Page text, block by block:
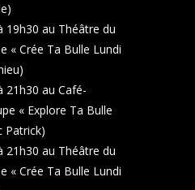
19h30 au Théâtre du
« Crée Ta Bulle Lundi
21h30 au Café-
« Explore Ta Bulle
Patrick)
21h30 au Théâtre du
« Crée Ta Bulle Lundi